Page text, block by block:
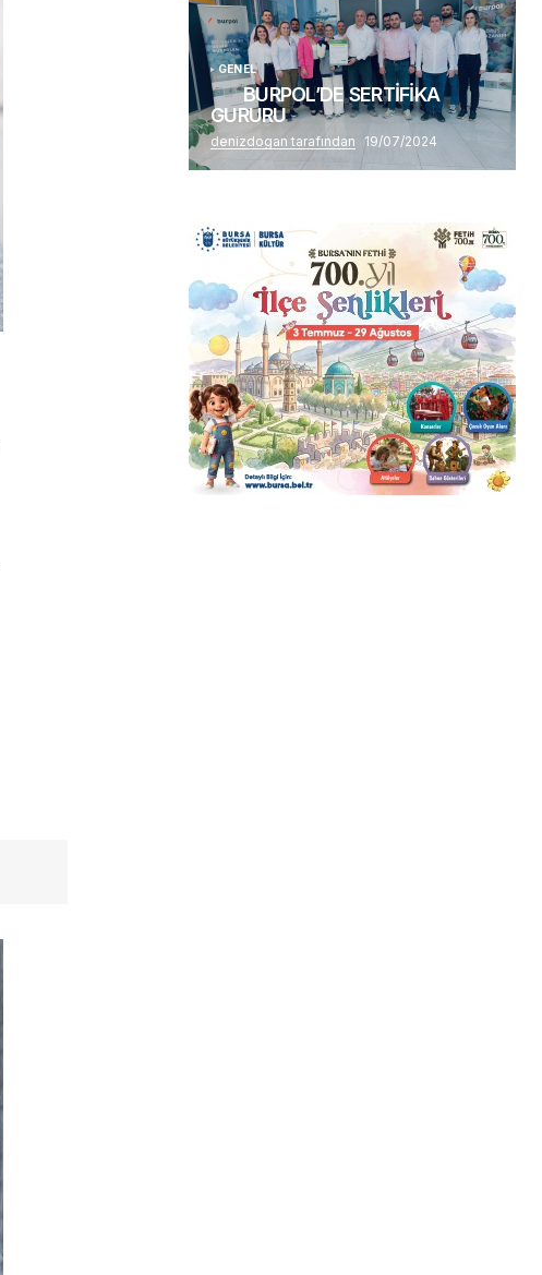
GENEL
BURPOL’DE SERTİFİKA
GURURU
denizdogan tarafından 19/07/2024